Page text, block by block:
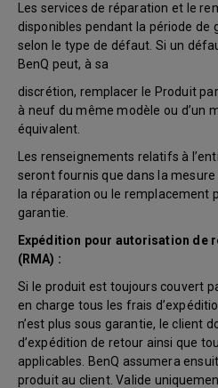
Les services de réparation et le
disponibles pendant la période de
selon le type de défaut. Si un
BenQ peut, à sa
discrétion, remplacer le Produit
à neuf du même modèle ou d’un
équivalent.
Les renseignements relatifs à
seront fournis que dans la
la réparation ou le remplacement
garantie.
Expédition pour autorisation de
(RMA) :
Si le produit est toujours couvert
en charge tous les frais
n’est plus sous garantie, le client
d’expédition de retour ainsi que
applicables. BenQ assumera
produit au client. Valide